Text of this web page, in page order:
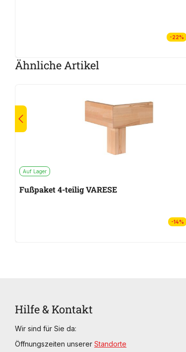
-22%
Ähnliche Artikel
Auf Lager
Fußpaket 4-teilig VARESE
-14%
Hilfe & Kontakt
Wir sind für Sie da:
Öffnungszeiten unserer Standorte